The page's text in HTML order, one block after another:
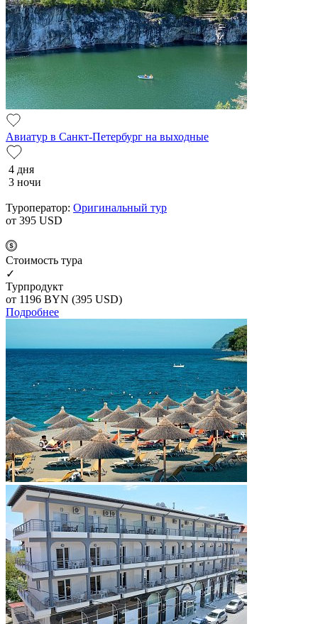
Авиатур в Санкт-Петербург на выходные
4 дня
3 ночи
Туроператор: Оригинальный тур
от 395 USD
Cтоимость тура
✓
Турпродукт
от 1196 BYN (395 USD)
Подробнее